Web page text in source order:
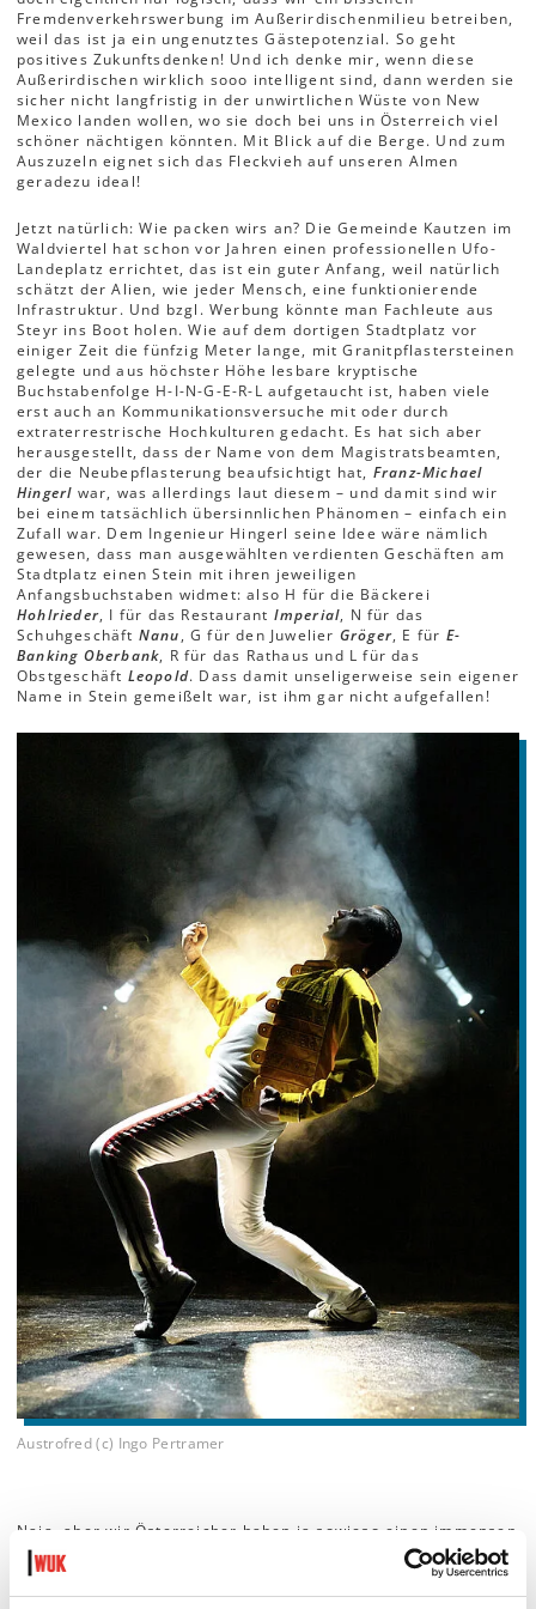
Fremdenverkehrswerbung im Außerirdischenmilieu betreiben,
weil das ist ja ein ungenutztes Gästepotenzial. So geht
positives Zukunftsdenken! Und ich denke mir, wenn diese
Außerirdischen wirklich sooo intelligent sind, dann werden sie
sicher nicht langfristig in der unwirtlichen Wüste von New
Mexico landen wollen, wo sie doch bei uns in Österreich viel
schöner nächtigen könnten. Mit Blick auf die Berge. Und zum
Auszuzeln eignet sich das Fleckvieh auf unseren Almen
geradezu ideal!
Jetzt natürlich: Wie packen wirs an? Die Gemeinde Kautzen im
Waldviertel hat schon vor Jahren einen professionellen Ufo-
Landeplatz errichtet, das ist ein guter Anfang, weil natürlich
schätzt der Alien, wie jeder Mensch, eine funktionierende
Infrastruktur. Und bzgl. Werbung könnte man Fachleute aus
Steyr ins Boot holen. Wie auf dem dortigen Stadtplatz vor
einiger Zeit die fünfzig Meter lange, mit Granitpflastersteinen
gelegte und aus höchster Höhe lesbare kryptische
Buchstabenfolge H-I-N-G-E-R-L aufgetaucht ist, haben viele
erst auch an Kommunikationsversuche mit oder durch
extraterrestrische Hochkulturen gedacht. Es hat sich aber
herausgestellt, dass der Name von dem Magistratsbeamten,
der die Neubepflasterung beaufsichtigt hat, Franz-Michael
Hingerl war, was allerdings laut diesem – und damit sind wir
bei einem tatsächlich übersinnlichen Phänomen – einfach ein
Zufall war. Dem Ingenieur Hingerl seine Idee wäre nämlich
gewesen, dass man ausgewählten verdienten Geschäften am
Stadtplatz einen Stein mit ihren jeweiligen
Anfangsbuchstaben widmet: also H für die Bäckerei
Hohlrieder, I für das Restaurant Imperial, N für das
Schuhgeschäft Nanu, G für den Juwelier Gröger, E für E-
Banking Oberbank, R für das Rathaus und L für das
Obstgeschäft Leopold. Dass damit unseligerweise sein eigener
Name in Stein gemeißelt war, ist ihm gar nicht aufgefallen!
Austrofred (c) Ingo Pertramer
Naja, aber wir Österreicher haben ja sowieso einen immensen
Startvorteil bei der touristischen Kontaktaufnahme. Auf der
1977 ins Weltall geschossenen „Voyager Golden Record“, auf
der dieNASAetwaigen außerirdischen Hörern ein Potpourri